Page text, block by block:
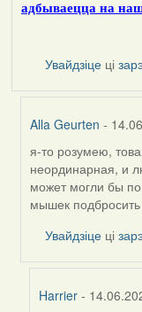
адбываецца на
Увайдзіце ці
Alla Geurten -
In
reply
to
by
Harrier
я-то розумею,
неординарная, и
может могли бы
мышек
Увайдзіце ці
Harrier -